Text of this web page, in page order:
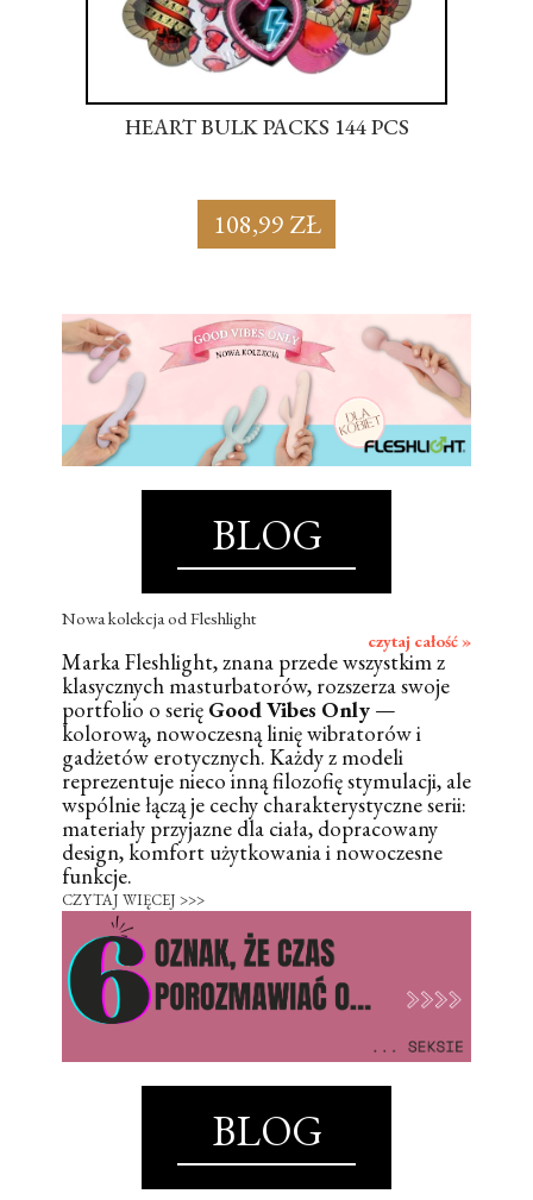
HEART BULK PACKS 144 PCS
108,99 ZŁ
BLOG
Nowa kolekcja od Fleshlight
czytaj całość »
Marka Fleshlight, znana przede wszystkim z
klasycznych masturbatorów, rozszerza swoje
portfolio o serię Good Vibes Only —
kolorową, nowoczesną linię wibratorów i
gadżetów erotycznych. Każdy z modeli
reprezentuje nieco inną filozofię stymulacji, ale
wspólnie łączą je cechy charakterystyczne serii:
materiały przyjazne dla ciała, dopracowany
design, komfort użytkowania i nowoczesne
funkcje.
CZYTAJ WIĘCEJ >>>
BLOG